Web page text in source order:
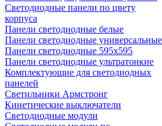
Светодиодные панели по цвету
корпуса
Панели светодиодные белые
Панели светодиодные универсальные
Панели светодиодные 595х595
Панели светодиодные ультратонкие
Комплектующие для светодиодных
панелей
Светильники Армстронг
Кинетические выключатели
Светодиодные модули